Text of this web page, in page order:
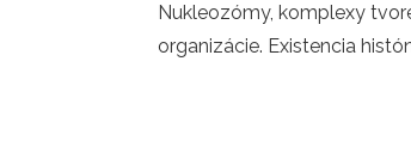
Nukleozómy, komplexy
organizácie. Existencia